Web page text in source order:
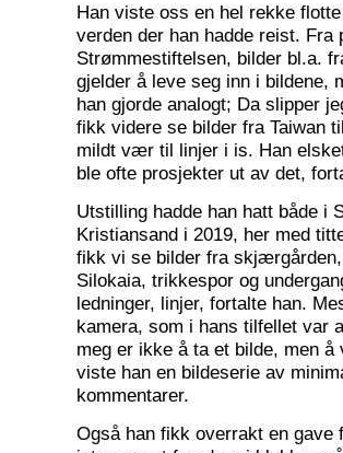
Han viste oss en hel rekke
verden der han hadde reist. Fra
Strømmestiftelsen, bilder bl.a.
gjelder å leve seg inn i bildene,
han gjorde analogt; Da slipper
fikk videre se bilder fra Taiwan
mildt vær til linjer i is. Han
ble ofte prosjekter ut av det,
Utstilling hadde han hatt både i
Kristiansand i 2019, her med
fikk vi se bilder fra
Silokaia, trikkespor og
ledninger, linjer, fortalte han.
kamera, som i hans tilfellet var
meg er ikke å ta et bilde, men
viste han en bildeserie av
kommentarer.
Også han fikk overrakt en gave